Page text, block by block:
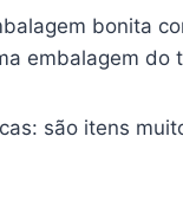
bonita
embalagem
são itens